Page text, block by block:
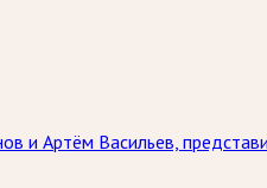
и Артём Васильев,